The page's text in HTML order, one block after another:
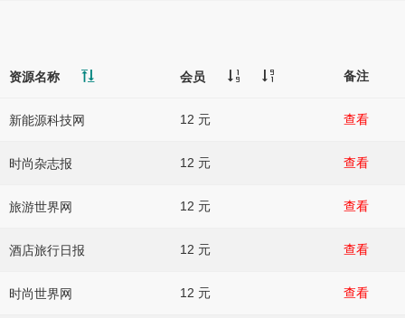
资源名称 会员 备注
新能源科技网 12 元 查看
时尚杂志报 12 元 查看
旅游世界网 12 元 查看
酒店旅行日报 12 元 查看
时尚世界网 12 元 查看